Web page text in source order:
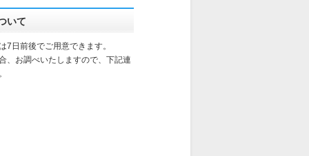
いて
7日前後でご用意できます。
、お調べいたしますので、下記連